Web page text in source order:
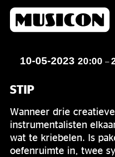
10-05-2023 20:00 –
STIP
Wanneer drie
instrumentalisten
wat te kriebelen. ls
oefenruimte in, twee